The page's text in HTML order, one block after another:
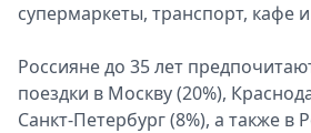
супермаркеты, транспорт, кафе
Россияне до 35 лет
поездки в Москву (20%),
Санкт-Петербург (8%), а также в